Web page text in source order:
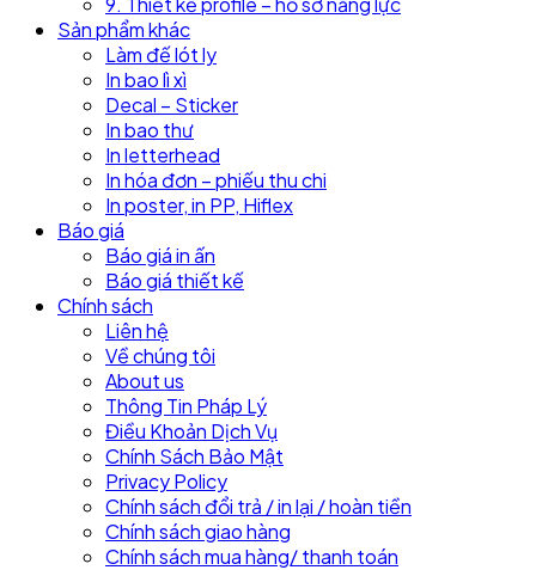
Sản phẩm khác
Làm đế lót ly
In bao lì xì
Decal – Sticker
In bao thư
In letterhead
In hóa đơn – phiếu thu chi
In poster, in PP, Hiflex
Báo giá
Báo giá in ấn
Báo giá thiết kế
Chính sách
Liên hệ
Về chúng tôi
About us
Thông Tin Pháp Lý
Điều Khoản Dịch Vụ
Chính Sách Bảo Mật
Privacy Policy
Chính sách đổi trả / in lại / hoàn tiền
Chính sách giao hàng
Chính sách mua hàng/ thanh toán